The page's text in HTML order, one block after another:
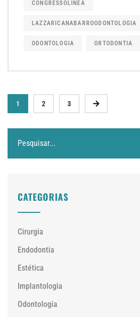
CONGRESSOLINEA
LAZZARICANABARROODONTOLOGIA
ODONTOLOGIA ORTODONTIA
1 2 3
CATEGORIAS
Cirurgia
Endodontia
Estética
Implantologia
Odontologia